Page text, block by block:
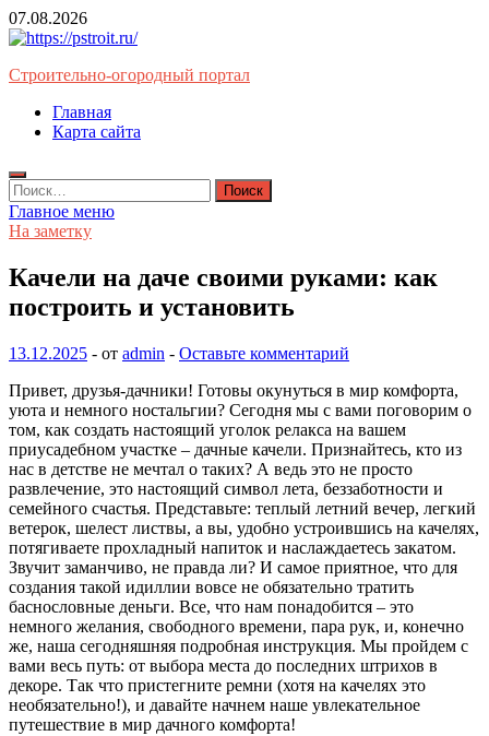
Перейти
к
07.08.2026
Строительно-огородный портал
Главная
Карта сайта
Найти:
Главное меню
На заметку
Качели на даче своими руками: как
построить и установить
13.12.2025 - от admin - Оставьте комментарий
Привет, друзья-дачники! Готовы окунуться в мир комфорта,
уюта и немного ностальгии? Сегодня мы с вами поговорим о
том, как создать настоящий уголок релакса на вашем
приусадебном участке – дачные качели. Признайтесь, кто из
нас в детстве не мечтал о таких? А ведь это не просто
развлечение, это настоящий символ лета, беззаботности и
семейного счастья. Представьте: теплый летний вечер, легкий
ветерок, шелест листвы, а вы, удобно устроившись на качелях,
потягиваете прохладный напиток и наслаждаетесь закатом.
Звучит заманчиво, не правда ли? И самое приятное, что для
создания такой идиллии вовсе не обязательно тратить
баснословные деньги. Все, что нам понадобится – это
немного желания, свободного времени, пара рук, и, конечно
же, наша сегодняшняя подробная инструкция. Мы пройдем с
вами весь путь: от выбора места до последних штрихов в
декоре. Так что пристегните ремни (хотя на качелях это
необязательно!), и давайте начнем наше увлекательное
путешествие в мир дачного комфорта!